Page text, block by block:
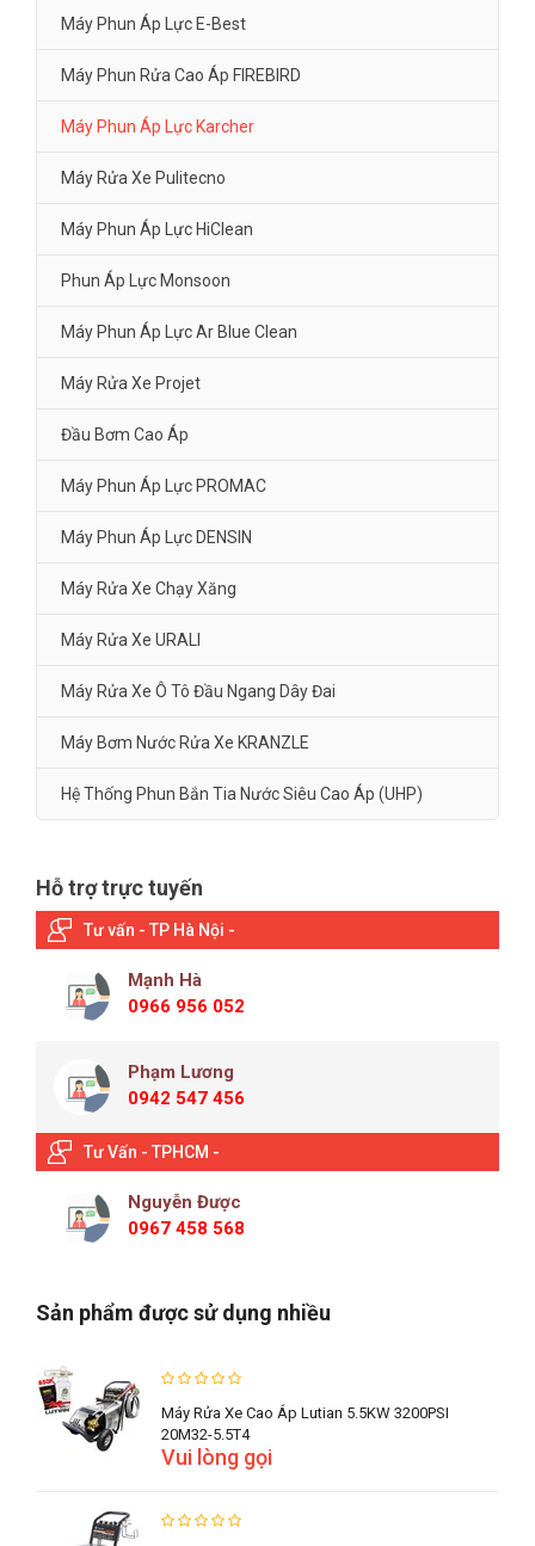
Máy Phun Áp Lực E-Best
Máy Phun Rửa Cao Áp FIREBIRD
Máy Phun Áp Lực Karcher
Máy Rửa Xe Pulitecno
Máy Phun Áp Lực HiClean
Phun Áp Lực Monsoon
Máy Phun Áp Lực Ar Blue Clean
Máy Rửa Xe Projet
Đầu Bơm Cao Áp
Máy Phun Áp Lực PROMAC
Máy Phun Áp Lực DENSIN
Máy Rửa Xe Chạy Xăng
Máy Rửa Xe URALI
Máy Rửa Xe Ô Tô Đầu Ngang Dây Đai
Máy Bơm Nước Rửa Xe KRANZLE
Hệ Thống Phun Bắn Tia Nước Siêu Cao Áp (UHP)
Hỗ trợ trực tuyến
Tư vấn - TP Hà Nội -
Mạnh Hà
0966 956 052
Phạm Lương
0942 547 456
Tư Vấn - TPHCM -
Nguyễn Được
0967 458 568
Sản phẩm được sử dụng nhiều
Máy Rửa Xe Cao Áp Lutian 5.5KW 3200PSI
20M32-5.5T4
Vui lòng gọi